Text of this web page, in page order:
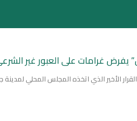
يفرض غرامات على العبور غير
القرار الأخير الذي اتخذه المجلس المحلي